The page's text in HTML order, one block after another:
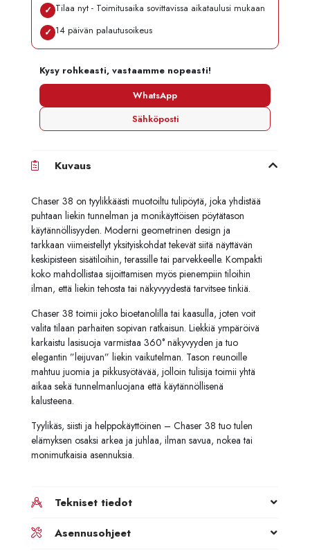
✓ Tilaa nyt - Toimitusaika sovittavissa aikataulusi mukaan
✓ 14 päivän palautusoikeus
Kysy rohkeasti, vastaamme nopeasti!
WhatsApp
Sähköposti
Kuvaus
Chaser 38 on tyylikkäästi muotoiltu tulipöytä, joka yhdistää
puhtaan liekin tunnelman ja monikäyttöisen pöytätason
käytännöllisyyden. Moderni geometrinen design ja
tarkkaan viimeistellyt yksityiskohdat tekevät siitä näyttävän
keskipisteen sisätiloihin, terassille tai parvekkeelle. Kompakti
koko mahdollistaa sijoittamisen myös pienempiin tiloihin
ilman, että liekin tehosta tai näkyvyydestä tarvitsee tinkiä.
Chaser 38 toimii joko bioetanolilla tai kaasulla, joten voit
valita tilaan parhaiten sopivan ratkaisun. Liekkiä ympäröivä
karkaistu lasisuoja varmistaa 360° näkyvyyden ja tuo
elegantin ”leijuvan” liekin vaikutelman. Tason reunoille
mahtuu juomia ja pikkusyötävää, jolloin tulisija toimii yhtä
aikaa sekä tunnelmanluojana että käytännöllisenä
kalusteena.
Tyylikäs, siisti ja helppokäyttöinen – Chaser 38 tuo tulen
elämyksen osaksi arkea ja juhlaa, ilman savua, nokea tai
monimutkaisia asennuksia.
Tekniset tiedot
Asennusohjeet